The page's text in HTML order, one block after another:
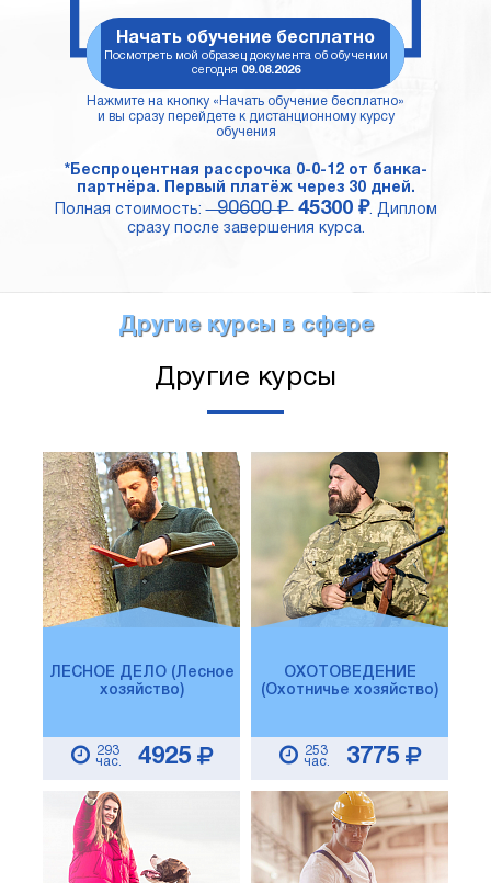
Начать обучение бесплатно
Посмотреть мой образец документа об обучении
сегодня 09.08.2026
Нажмите на кнопку «Начать обучение бесплатно»
и вы сразу перейдете к дистанционному курсу
обучения
*Беспроцентная рассрочка 0-0-12 от банка-
партнёра. Первый платёж через 30 дней.
Полная стоимость:90600 ₽ 45300 ₽. Диплом
сразу после завершения курса.
Другие курсы в сфере
Другие курсы
ЛЕСНОЕ ДЕЛО (Лесное
хозяйство)
293
час.
4925
ОХОТОВЕДЕНИЕ
(Охотничье хозяйство)
253
час.
3775